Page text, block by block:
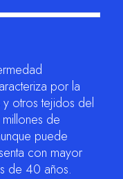
por la
y otros tejidos del
de
puede
con mayor
de 40 años.